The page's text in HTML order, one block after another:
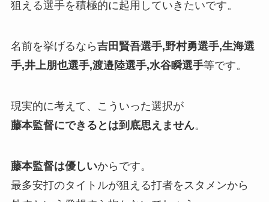
狙える選手を積極的に起用していきたいです。
名前を挙げるなら吉田賢吾選手,野村勇選手,生海選
手,井上朋也選手,渡邉陸選手,水谷瞬選手等です。
現実的に考えて、こういった選択が
藤本監督にできるとは到底思えません。
藤本監督は優しいからです。
最多安打のタイトルが狙える打者をスタメンから